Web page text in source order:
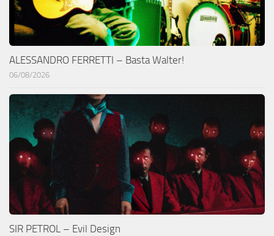
ALESSANDRO FERRETTI – Basta Walter!
06/08/2026
SIR PETROL – Evil Design